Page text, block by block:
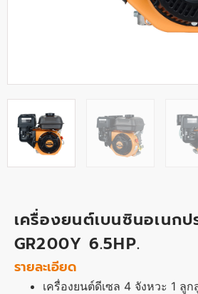
เครื่องยนต์เบนซินอเนกป
GR200Y 6.5HP.
รายละเอียด
เครื่องยนต์ดีเซล 4 จังหวะ 1 ลู